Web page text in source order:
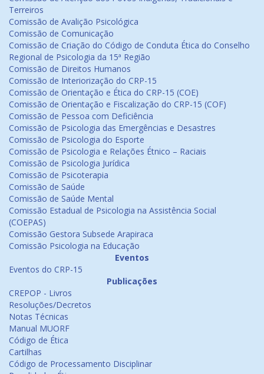
Terreiros
Comissão de Avalição Psicológica
Comissão de Comunicação
Comissão de Criação do Código de Conduta Ética do Conselho
Regional de Psicologia da 15ª Região
Comissão de Direitos Humanos
Comissão de Interiorização do CRP-15
Comissão de Orientação e Ética do CRP-15 (COE)
Comissão de Orientação e Fiscalização do CRP-15 (COF)
Comissão de Pessoa com Deficiência
Comissão de Psicologia das Emergências e Desastres
Comissão de Psicologia do Esporte
Comissão de Psicologia e Relações Étnico – Raciais
Comissão de Psicologia Jurídica
Comissão de Psicoterapia
Comissão de Saúde
Comissão de Saúde Mental
Comissão Estadual de Psicologia na Assistência Social
(COEPAS)
Comissão Gestora Subsede Arapiraca
Comissão Psicologia na Educação
Eventos
Eventos do CRP-15
Publicações
CREPOP - Livros
Resoluções/Decretos
Notas Técnicas
Manual MUORF
Código de Ética
Cartilhas
Código de Processamento Disciplinar